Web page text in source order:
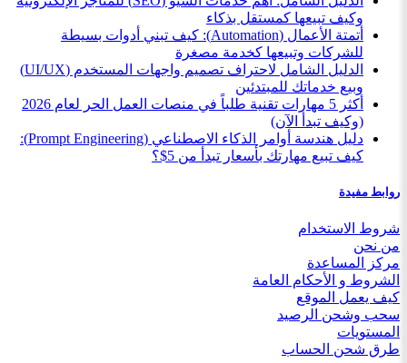
وكيف تبيعها كمستقل بذكاء
أتمتة الأعمال (Automation): كيف تبني أدوات بسيطة
للشركات وتبيعها كخدمة مصغرة
الدليل الشامل لاحتراف تصميم واجهات المستخدم (UI/UX)
وبيع خدماتك للمبتدئين
أكثر 5 مهارات تقنية طلباً في منصات العمل الحر لعام 2026
(وكيف تبدأ الآن)
دليل هندسة أوامر الذكاء الاصطناعي (Prompt Engineering):
كيف تبيع مهارتك بأسعار تبدأ من 5$؟
روابط مفيدة
شروط الاستخدام
من نحن
مركز المساعدة
الشروط و الأحكام العامة
كيف يعمل الموقع
سحب وشحن الرصيد
المستويات
طرق شحن الحساب